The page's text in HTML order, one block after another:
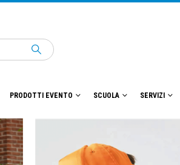
PRODOTTI EVENTO SCUOLA SERVIZI